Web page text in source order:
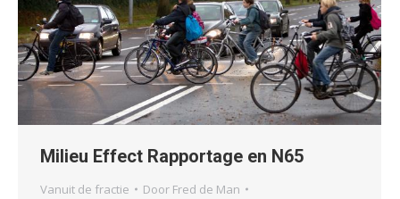
Milieu Effect Rapportage en N65
Vanuit de fractie Door Fred de Man